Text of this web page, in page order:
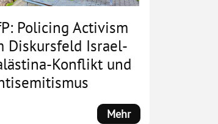
Policing Activism
Diskursfeld Israel-
Konflikt und
Mehr: